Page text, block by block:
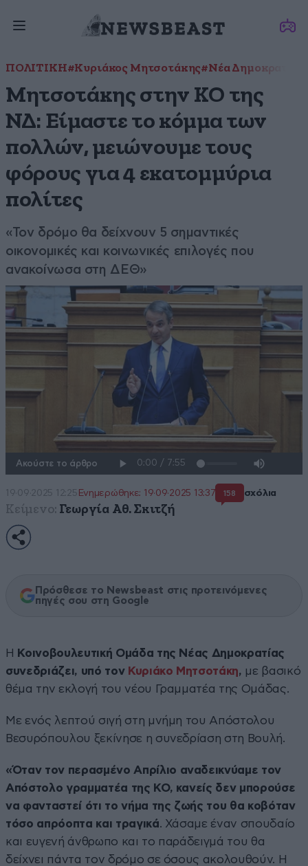
ΠΟΛΙΤΙΚΗ#Κυριάκος Μητσοτάκης#Νέα Δημοκρατία
Μητσοτάκης στην ΚΟ της
ΝΔ: Είμαστε το κόμμα των
πολλών, μειώνουμε τους
φόρους για 4 εκατομμύρια
πολίτες
«Τον δρόμο θα δείχνουν 5 σημαντικές
οικονομικές και κοινωνικές επιλογές που
ανακοίνωσα στη ΔΕΘ»
Ακούστε το άρθρο
19·09·2025 12:25 Ενημερώθηκε: 19·09·2025 13:37 158 σχόλια
Κείμενο: Γεωργία Αθ. Σκιτζή
Πρόσθεσε το Newsbeast στις προτεινόμενες
πηγές σου στη Google
Η Κοινοβουλευτική Ομάδα της Νέας Δημοκρατίας
συνεδριάζει, υπό τον Κυριάκο Μητσοτάκη, με βασικό
θέμα την εκλογή του νέου Γραμματέα της Ομάδας.
Με ενός λεπτού σιγή στη μνήμη του Απόστολου
Βεσυρόπουλου ξεκίνησε η συνεδρίαση στη Βουλή.
«Όταν τον περασμένο Απρίλιο αναδεικνύαμε τον
Απόστολο γραμματέα της ΚΟ, κανείς δεν μπορούσε
να φανταστεί ότι το νήμα της ζωής του θα κοβόταν
τόσο απρόοπτα και τραγικά. Χάσαμε έναν σπουδαίο
και ευγενή άνθρωπο και το παράδειγμά του θα
δείχνει πάντα τον δρόμο σε όσους ακολουθούν. Η